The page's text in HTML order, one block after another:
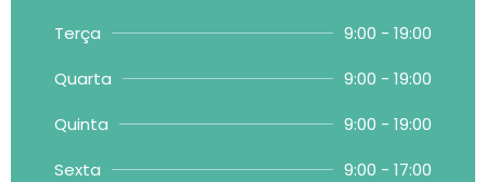
Terça
9:00 - 19:00
Quarta
9:00 - 19:00
Quinta
9:00 - 19:00
Sexta
9:00 - 17:00